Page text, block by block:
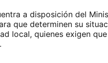
a disposición del
que determinen su
local, quienes exigen